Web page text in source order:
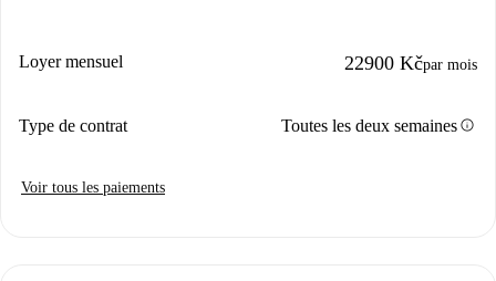
Loyer mensuel 22900 Kčpar mois
Type de contrat Toutes les deux semainesinfo
Voir tous les paiements